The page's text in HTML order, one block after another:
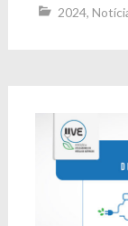
2024,